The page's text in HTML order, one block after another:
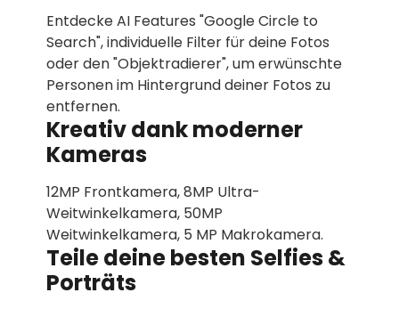
Entdecke AI Features "Google Circle to
Search", individuelle Filter für deine Fotos
oder den "Objektradierer", um erwünschte
Personen im Hintergrund deiner Fotos zu
entfernen.
Kreativ dank moderner
Kameras
12MP Frontkamera, 8MP Ultra-
Weitwinkelkamera, 50MP
Weitwinkelkamera, 5 MP Makrokamera.
Teile deine besten Selfies &
Porträts